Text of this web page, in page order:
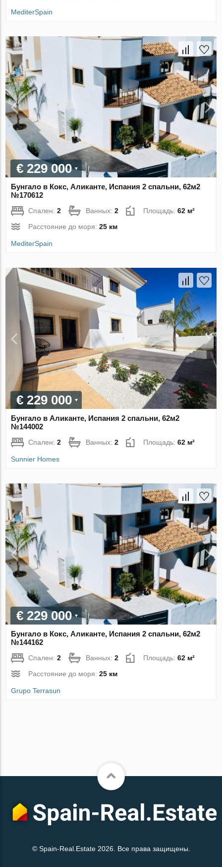
MediterSpain
€ 229 000
Бунгало в Кокс, Аликанте, Испания 2 спальни, 62м2
№170612
Спален:2 Ванных:2 Площадь:62 м²
Расстояние до моря:25 км
MediterSpain
€ 229 000
Бунгало в Аликанте, Испания 2 спальни, 62м2
№144002
Спален:2 Ванных:2 Площадь:62 м²
Sunnier Homes
€ 229 000
Бунгало в Кокс, Аликанте, Испания 2 спальни, 62м2
№144162
Спален:2 Ванных:2 Площадь:62 м²
Расстояние до моря:25 км
Grupo Terrasun
© Spain-Real.Estate 2026. Все права защищены.